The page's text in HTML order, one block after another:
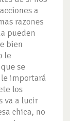
a
razones
pueden
bien
le
se
importará
los
va a lucir
chica, no